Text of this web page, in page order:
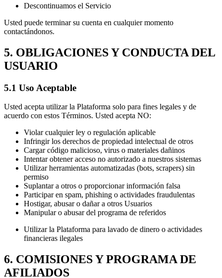
Descontinuamos el Servicio
Usted puede terminar su cuenta en cualquier momento
contactándonos.
5. OBLIGACIONES Y CONDUCTA DEL
USUARIO
5.1 Uso Aceptable
Usted acepta utilizar la Plataforma solo para fines legales y de
acuerdo con estos Términos. Usted acepta NO:
Violar cualquier ley o regulación aplicable
Infringir los derechos de propiedad intelectual de otros
Cargar código malicioso, virus o materiales dañinos
Intentar obtener acceso no autorizado a nuestros sistemas
Utilizar herramientas automatizadas (bots, scrapers) sin
permiso
Suplantar a otros o proporcionar información falsa
Participar en spam, phishing o actividades fraudulentas
Hostigar, abusar o dañar a otros Usuarios
Manipular o abusar del programa de referidos
Utilizar la Plataforma para lavado de dinero o actividades
financieras ilegales
6. COMISIONES Y PROGRAMA DE
AFILIADOS